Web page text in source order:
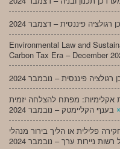
Environmental Law and
Carbon Tax Era – December
אקלימיות: מפתח להצלחה יזמית
פלילית או הליך בירור מנהלי